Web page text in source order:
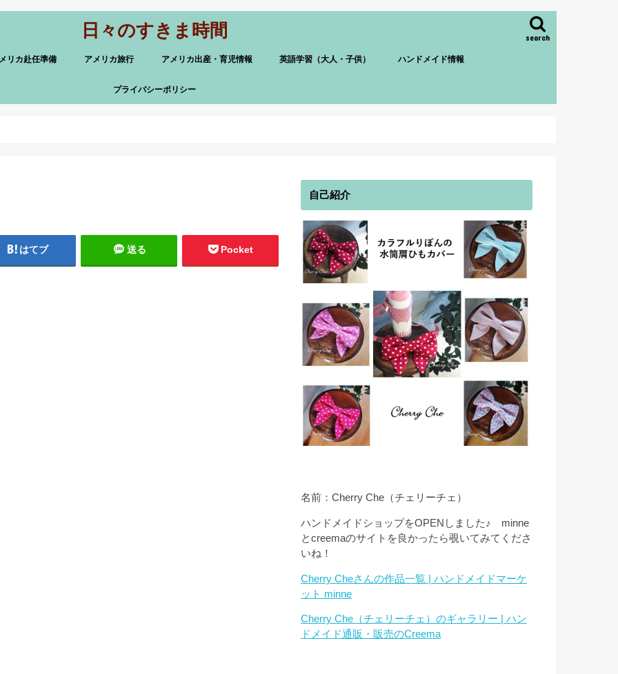
日々のすきま時間 search
リカ赴任準備 アメリカ旅行 アメリカ出産・育児情報 英語学習（大人・子供） ハンドメイド情報
プライバシーポリシー
はてブ 送る Pocket
自己紹介
名前：Cherry Che（チェリーチェ）
ハンドメイドショップをOPENしました♪ minne
とcreemaのサイトを良かったら覗いてみてくださ
いね！
Cherry Cheさんの作品一覧 | ハンドメイドマーケ
ット minne
Cherry Che（チェリーチェ）のギャラリー | ハン
ドメイド通販・販売のCreema